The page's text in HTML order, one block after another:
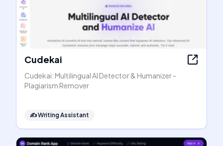
Cudekai
Cudekai: Multilingual AI Detector & Humanizer -
Plagiarism Remover
✍️Writing Assistant